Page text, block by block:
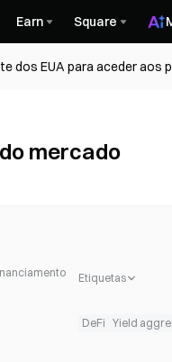
Earn Square
dos EUA para aceder
mercado
Etiquetas
DeFi Yield